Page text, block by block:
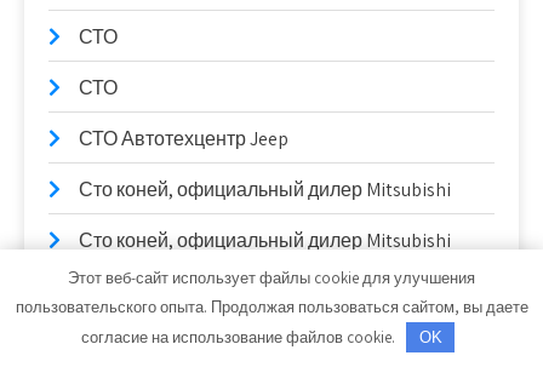
СТО
СТО
СТО Автотехцентр Jeep
Сто коней, официальный дилер Mitsubishi
Сто коней, официальный дилер Mitsubishi
СТО Партнер-Авто
Столярный цех, Столярный цех
Этот веб-сайт использует файлы cookie для улучшения
пользовательского опыта. Продолжая пользоваться сайтом, вы даете
согласие на использование файлов cookie.
OK